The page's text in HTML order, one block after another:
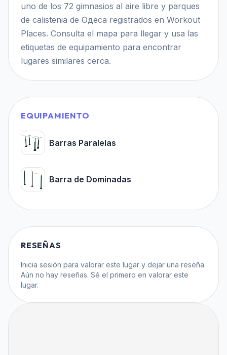
uno de los 72 gimnasios al aire libre y parques
de calistenia de Одеса registrados en Workout
Places. Consulta el mapa para llegar y usa las
etiquetas de equipamiento para encontrar
lugares similares cerca.
EQUIPAMIENTO
Barras Paralelas
Barra de Dominadas
RESEÑAS
Inicia sesión para valorar este lugar y dejar una reseña.
Aún no hay reseñas. Sé el primero en valorar este
lugar.